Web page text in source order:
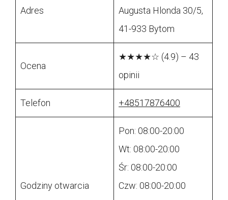
Adres
Augusta Hlonda 30/5,
41-933 Bytom
Ocena
★★★★☆ (4.9) – 43
opinii
Telefon +48517876400
Godziny otwarcia
Pon: 08:00-20:00
Wt: 08:00-20:00
Śr: 08:00-20:00
Czw: 08:00-20:00